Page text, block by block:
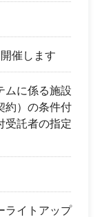
催します
ムに係る施設
約）の条件付
受託者の指定
ライトアップ